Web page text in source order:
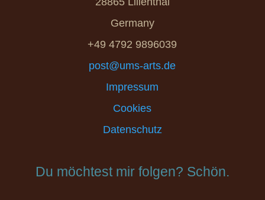
Germany
+49 4792 9896039
post@ums-arts.de
Impressum
Cookies
Datenschutz
Du möchtest mir folgen? Schön.